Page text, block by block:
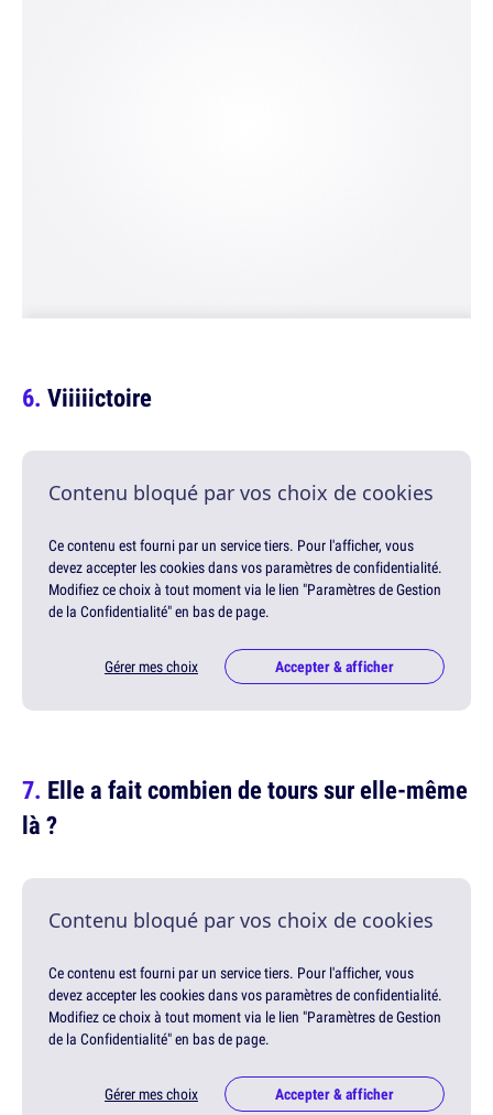
Viiiiictoire
Contenu bloqué par vos choix de cookies
Ce contenu est fourni par un service tiers. Pour l'afficher, vous
devez accepter les cookies dans vos paramètres de confidentialité.
Modifiez ce choix à tout moment via le lien "Paramètres de Gestion
de la Confidentialité" en bas de page.
Gérer mes choix Accepter & afficher
Elle a fait combien de tours sur elle-même
là ?
Contenu bloqué par vos choix de cookies
Ce contenu est fourni par un service tiers. Pour l'afficher, vous
devez accepter les cookies dans vos paramètres de confidentialité.
Modifiez ce choix à tout moment via le lien "Paramètres de Gestion
de la Confidentialité" en bas de page.
Gérer mes choix Accepter & afficher